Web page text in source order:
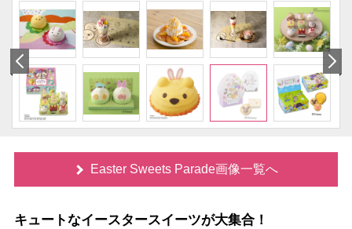
Easter Sweets Parade画像一覧へ
キュートなイースタースイーツが大集合！